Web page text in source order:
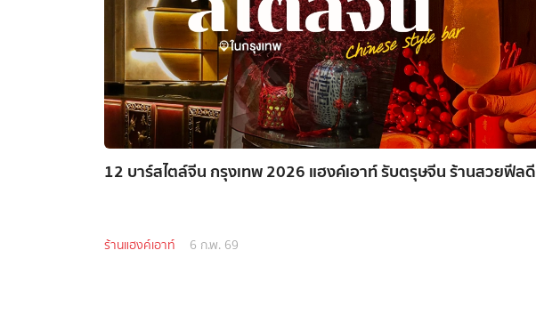
12 บาร์สไตล์จีน กรุงเทพ 2026 แฮงค์เอาท์ รับตรุษจีน ร้านสวยฟีลดี
ร้านแฮงค์เอาท์ 6 ก.พ. 69